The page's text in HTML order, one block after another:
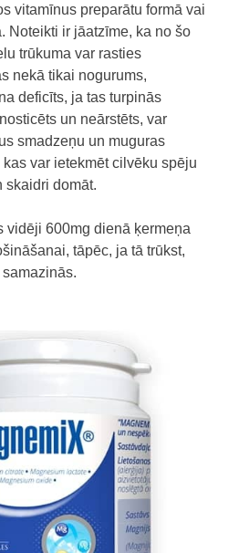
vitamīnus preparātu formā vai
Noteikti ir jāatzīme, ka no šo
trūkuma var rasties
nekā tikai nogurums,
deficīts, ja tas turpinās
un neārstēts, var
smadzeņu un muguras
var ietekmēt cilvēku spēju
skaidri domāt.
vidēji 600mg dienā ķermeņa
tāpēc, ja tā trūkst,